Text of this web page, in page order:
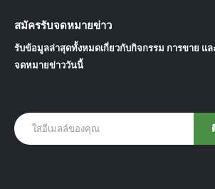
สมัครรับจดหมายข่าว
รับข้อมูลล่าสุดทั้งหมดเกี่ยวกับกิจกรรม การขาย แ
จดหมายข่าววันนี้